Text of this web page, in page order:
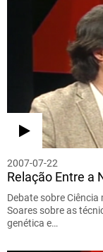
2007-07-22
Relação Entre a
Debate sobre
Soares sobre as
genética e…